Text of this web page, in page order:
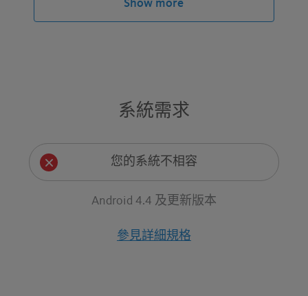
Show more
系統需求
您的系統不相容
Android 4.4 及更新版本
參見詳細規格